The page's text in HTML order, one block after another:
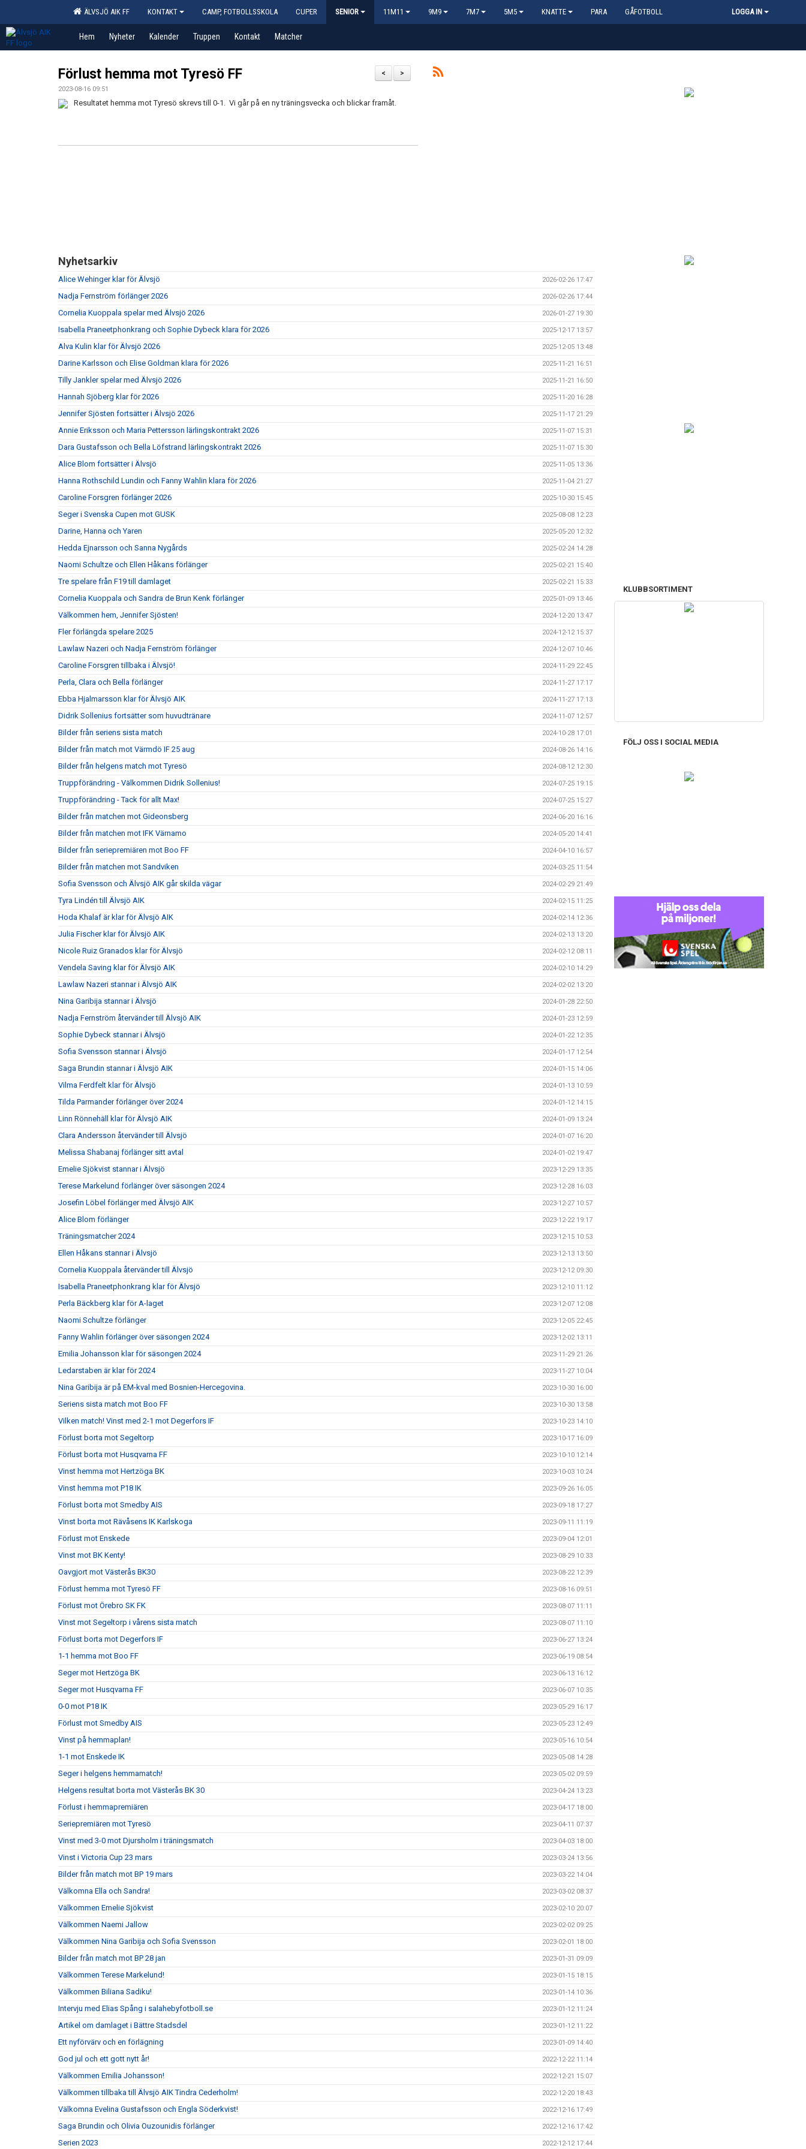
ÄLVSJÖ AIK FF KONTAKT CAMP, FOTBOLLSSKOLA CUPER SENIOR 11M11 9M9 7M7 5M5 KNATTE PARA GÅFOTBOLL LOGGA IN
Hem Nyheter Kalender Truppen Kontakt Matcher
>
<
Förlust hemma mot Tyresö FF
2023-08-16 09:51
Resultatet hemma mot Tyresö skrevs till 0-1. Vi går på en ny träningsvecka och blickar framåt.
Nyhetsarkiv
Alice Wehinger klar för Älvsjö 2026-02-26 17:47
Nadja Fernström förlänger 2026 2026-02-26 17:44
Cornelia Kuoppala spelar med Älvsjö 2026 2026-01-27 19:30
Isabella Praneetphonkrang och Sophie Dybeck klara för 2026 2025-12-17 13:57
Alva Kulin klar för Älvsjö 2026 2025-12-05 13:48
Darine Karlsson och Elise Goldman klara för 2026 2025-11-21 16:51
Tilly Jankler spelar med Älvsjö 2026 2025-11-21 16:50
Hannah Sjöberg klar för 2026 2025-11-20 16:28
Jennifer Sjösten fortsätter i Älvsjö 2026 2025-11-17 21:29
Annie Eriksson och Maria Pettersson lärlingskontrakt 2026 2025-11-07 15:31
Dara Gustafsson och Bella Löfstrand lärlingskontrakt 2026 2025-11-07 15:30
Alice Blom fortsätter i Älvsjö 2025-11-05 13:36
Hanna Rothschild Lundin och Fanny Wahlin klara för 2026 2025-11-04 21:27
Caroline Forsgren förlänger 2026 2025-10-30 15:45
Seger i Svenska Cupen mot GUSK 2025-08-08 12:23
Darine, Hanna och Yaren 2025-05-20 12:32
Hedda Ejnarsson och Sanna Nygårds 2025-02-24 14:28
Naomi Schultze och Ellen Håkans förlänger 2025-02-21 15:40
Tre spelare från F19 till damlaget 2025-02-21 15:33
Cornelia Kuoppala och Sandra de Brun Kenk förlänger 2025-01-09 13:46
Välkommen hem, Jennifer Sjösten! 2024-12-20 13:47
Fler förlängda spelare 2025 2024-12-12 15:37
Lawlaw Nazeri och Nadja Fernström förlänger 2024-12-07 10:46
Caroline Forsgren tillbaka i Älvsjö! 2024-11-29 22:45
Perla, Clara och Bella förlänger 2024-11-27 17:17
Ebba Hjalmarsson klar för Älvsjö AIK 2024-11-27 17:13
Didrik Sollenius fortsätter som huvudtränare 2024-11-07 12:57
Bilder från seriens sista match 2024-10-28 17:01
Bilder från match mot Värmdö IF 25 aug 2024-08-26 14:16
Bilder från helgens match mot Tyresö 2024-08-12 12:30
Truppförändring - Välkommen Didrik Sollenius! 2024-07-25 19:15
Truppförändring - Tack för allt Max! 2024-07-25 15:27
Bilder från matchen mot Gideonsberg 2024-06-20 16:16
Bilder från matchen mot IFK Värnamo 2024-05-20 14:41
Bilder från seriepremiären mot Boo FF 2024-04-10 16:57
Bilder från matchen mot Sandviken 2024-03-25 11:54
Sofia Svensson och Älvsjö AIK går skilda vägar 2024-02-29 21:49
Tyra Lindén till Älvsjö AIK 2024-02-15 11:25
Hoda Khalaf är klar för Älvsjö AIK 2024-02-14 12:36
Julia Fischer klar för Älvsjö AIK 2024-02-13 13:20
Nicole Ruiz Granados klar för Älvsjö 2024-02-12 08:11
Vendela Saving klar för Älvsjö AIK 2024-02-10 14:29
Lawlaw Nazeri stannar i Älvsjö AIK 2024-02-02 13:20
Nina Garibija stannar i Älvsjö 2024-01-28 22:50
Nadja Fernström återvänder till Älvsjö AIK 2024-01-23 12:59
Sophie Dybeck stannar i Älvsjö 2024-01-22 12:35
Sofia Svensson stannar i Älvsjö 2024-01-17 12:54
Saga Brundin stannar i Älvsjö AIK 2024-01-15 14:06
Vilma Ferdfelt klar för Älvsjö 2024-01-13 10:59
Tilda Parmander förlänger över 2024 2024-01-12 14:15
Linn Rönnehäll klar för Älvsjö AIK 2024-01-09 13:24
Clara Andersson återvänder till Älvsjö 2024-01-07 16:20
Melissa Shabanaj förlänger sitt avtal 2024-01-02 19:47
Emelie Sjökvist stannar i Älvsjö 2023-12-29 13:35
Terese Markelund förlänger över säsongen 2024 2023-12-28 16:03
Josefin Löbel förlänger med Älvsjö AIK 2023-12-27 10:57
Alice Blom förlänger 2023-12-22 19:17
Träningsmatcher 2024 2023-12-15 10:53
Ellen Håkans stannar i Älvsjö 2023-12-13 13:50
Cornelia Kuoppala återvänder till Älvsjö 2023-12-12 09:30
Isabella Praneetphonkrang klar för Älvsjö 2023-12-10 11:12
Perla Bäckberg klar för A-laget 2023-12-07 12:08
Naomi Schultze förlänger 2023-12-05 22:45
Fanny Wahlin förlänger över säsongen 2024 2023-12-02 13:11
Emilia Johansson klar för säsongen 2024 2023-11-29 21:26
Ledarstaben är klar för 2024 2023-11-27 10:04
Nina Garibija är på EM-kval med Bosnien-Hercegovina. 2023-10-30 16:00
Seriens sista match mot Boo FF 2023-10-30 13:58
Vilken match! Vinst med 2-1 mot Degerfors IF 2023-10-23 14:10
Förlust borta mot Segeltorp 2023-10-17 16:09
Förlust borta mot Husqvarna FF 2023-10-10 12:14
Vinst hemma mot Hertzöga BK 2023-10-03 10:24
Vinst hemma mot P18 IK 2023-09-26 16:05
Förlust borta mot Smedby AIS 2023-09-18 17:27
Vinst borta mot Rävåsens IK Karlskoga 2023-09-11 11:19
Förlust mot Enskede 2023-09-04 12:01
Vinst mot BK Kenty! 2023-08-29 10:33
Oavgjort mot Västerås BK30 2023-08-22 12:39
Förlust hemma mot Tyresö FF 2023-08-16 09:51
Förlust mot Örebro SK FK 2023-08-07 11:11
Vinst mot Segeltorp i vårens sista match 2023-08-07 11:10
Förlust borta mot Degerfors IF 2023-06-27 13:24
1-1 hemma mot Boo FF 2023-06-19 08:54
Seger mot Hertzöga BK 2023-06-13 16:12
Seger mot Husqvarna FF 2023-06-07 10:35
0-0 mot P18 IK 2023-05-29 16:17
Förlust mot Smedby AIS 2023-05-23 12:49
Vinst på hemmaplan! 2023-05-16 10:54
1-1 mot Enskede IK 2023-05-08 14:28
Seger i helgens hemmamatch! 2023-05-02 09:59
Helgens resultat borta mot Västerås BK 30 2023-04-24 13:23
Förlust i hemmapremiären 2023-04-17 18:00
Seriepremiären mot Tyresö 2023-04-11 07:37
Vinst med 3-0 mot Djursholm i träningsmatch 2023-04-03 18:00
Vinst i Victoria Cup 23 mars 2023-03-24 13:56
Bilder från match mot BP 19 mars 2023-03-22 14:04
Välkomna Ella och Sandra! 2023-03-02 08:37
Välkommen Emelie Sjökvist 2023-02-10 20:07
Välkommen Naemi Jallow 2023-02-02 09:25
Välkommen Nina Garibija och Sofia Svensson 2023-02-01 18:00
Bilder från match mot BP 28 jan 2023-01-31 09:09
Välkommen Terese Markelund! 2023-01-15 18:15
Välkommen Biliana Sadiku! 2023-01-14 10:36
Intervju med Elias Spång i salahebyfotboll.se 2023-01-12 11:24
Artikel om damlaget i Bättre Stadsdel 2023-01-12 11:22
Ett nyförvärv och en förlägning 2023-01-09 14:40
God jul och ett gott nytt år! 2022-12-22 11:14
Välkommen Emilia Johansson! 2022-12-21 15:07
Välkommen tillbaka till Älvsjö AIK Tindra Cederholm! 2022-12-20 18:43
Välkomna Evelina Gustafsson och Engla Söderkvist! 2022-12-16 17:49
Saga Brundin och Olivia Ouzounidis förlänger 2022-12-16 17:42
Serien 2023 2022-12-12 17:44
KLUBBSORTIMENT
FÖLJ OSS I SOCIAL MEDIA